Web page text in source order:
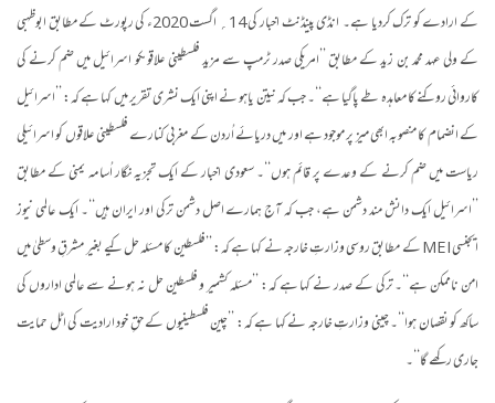
کے ارادے کو ترک کردیا ہے۔ انڈی پینڈنٹ اخبار کی 14؍ اگست 2020ء کی رپورٹ کے مطابق ابوظہبی
کے ولی عہد محمد بن زید کے مطابق ’’امریکی صدر ٹرمپ سے مزید فلسطینی علاقوںکو اسرائیل میں ضم کرنے کی
کاروائی روکنے کا معاہدہ طے پاگیا ہے‘‘۔ جب کہ نیتن یاہو نے اپنی ایک نشری تقریر میں کہا ہے کہ: ’’اسرائیل
کے انضمام کا منصوبہ ابھی میز پر موجود ہے اور میں دریائے اُردن کے مغربی کنارے فلسطینی علاقوں کو اسرائیلی
ریاست میں ضم کرنے کے وعدے پر قائم ہوں‘‘۔ سعودی اخبار کے ایک تجزیہ نگار اُسامہ یمنی کے مطابق
’’اسرائیل ایک دانش مند دشمن ہے، جب کہ آج ہمارے اصل دشمن ترکی اور ایران ہیں‘‘۔ ایک عالمی نیوز
ایجنسی MEI کے مطابق روسی وزارتِ خارجہ نے کہا ہے کہ: ’’فلسطین کا مسئلہ حل کیے بغیر مشرقِ وسطیٰ میں
امن ناممکن ہے‘‘۔ ترکی کے صدر نے کہا ہے کہ: ’’مسئلہ کشمیر و فلسطین حل نہ ہونے سے عالمی اداروں کی
ساکھ کو نقصان ہوا‘‘۔ چینی وزارتِ خارجہ نے کہا ہے کہ: ’’چین فلسطینیوں کے حقِ خود ارادیت کی اٹل حمایت
جاری رکھے گا‘‘۔